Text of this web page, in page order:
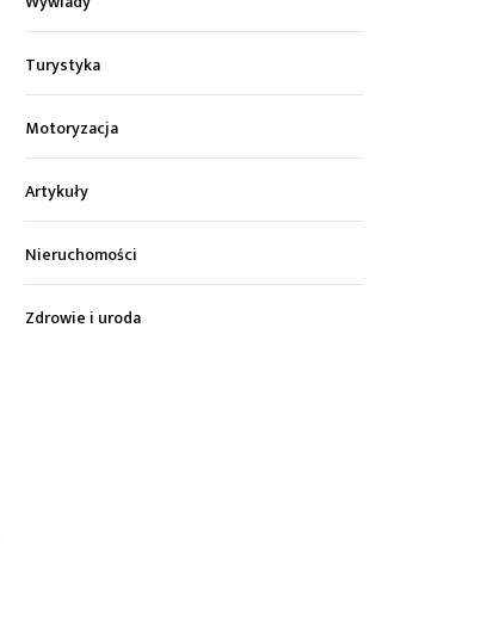
Turystyka
Motoryzacja
Artykuły
Nieruchomości
Zdrowie i uroda